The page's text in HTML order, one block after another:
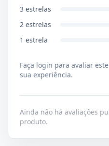
3 estrelas
2 estrelas
1 estrela
Faça login para avaliar
sua experiência.
Ainda não há avaliações
produto.